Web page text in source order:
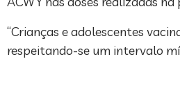
“Crianças e adolescentes
respeitando-se um intervalo